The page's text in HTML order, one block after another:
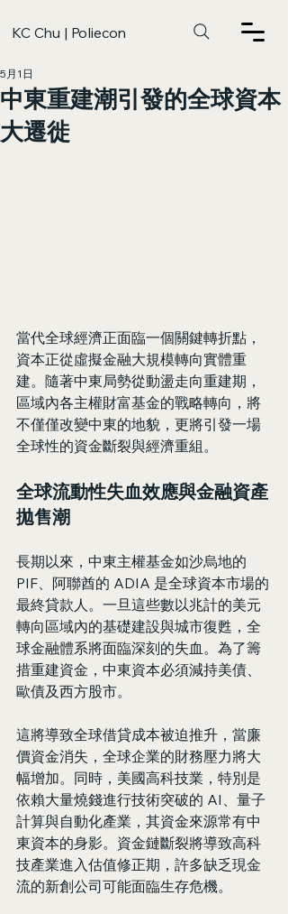
KC Chu | Poliecon
中東重建潮引發的全球資本
大遷徙
5月1日
當代全球經濟正面臨一個關鍵轉折點，
資本正從虛擬金融大規模轉向實體重
建。隨著中東局勢從動盪走向重建期，
區域內各主權財富基金的戰略轉向，將
不僅僅改變中東的地貌，更將引發一場
全球性的資金斷裂與經濟重組。
全球流動性失血效應與金融資產
拋售潮
長期以來，中東主權基金如沙烏地的
PIF、阿聯酋的 ADIA 是全球資本市場的
最終貸款人。一旦這些數以兆計的美元
轉向區域內的基礎建設與城市復甦，全
球金融體系將面臨深刻的失血。為了籌
措重建資金，中東資本必須減持美債、
歐債及西方股市。
這將導致全球借貸成本被迫推升，當廉
價資金消失，全球企業的財務壓力將大
幅增加。同時，美國高科技業，特別是
依賴大量燒錢進行技術突破的 AI、量子
計算與自動化產業，其資金來源常有中
東資本的身影。資金鏈斷裂將導致高科
技產業進入估值修正期，許多缺乏現金
流的新創公司可能面臨生存危機。